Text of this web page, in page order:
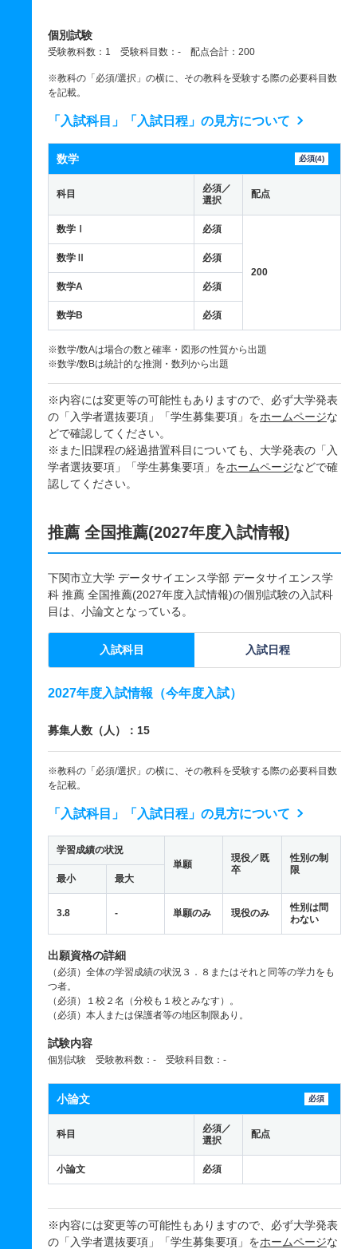
個別試験
受験教科数：1 受験科目数：- 配点合計：200
※教科の「必須/選択」の横に、その教科を受験する際の必要科目数
を記載。
「入試科目」「入試日程」の見方について
数学 必須(4)
科目
必須／
選択
配点
数学Ⅰ 必須
200
数学Ⅱ 必須
数学A 必須
数学B 必須
※数学/数Aは場合の数と確率・図形の性質から出題
※数学/数Bは統計的な推測・数列から出題
※内容には変更等の可能性もありますので、必ず大学発表
の「入学者選抜要項」「学生募集要項」をホームページな
どで確認してください。
※また旧課程の経過措置科目についても、大学発表の「入
学者選抜要項」「学生募集要項」をホームページなどで確
認してください。
推薦 全国推薦(2027年度入試情報)
下関市立大学 データサイエンス学部 データサイエンス学
科 推薦 全国推薦(2027年度入試情報)の個別試験の入試科
目は、小論文となっている。
入試科目 入試日程
2027年度入試情報（今年度入試）
募集人数（人）：15
※教科の「必須/選択」の横に、その教科を受験する際の必要科目数
を記載。
「入試科目」「入試日程」の見方について
学習成績の状況
単願
現役／既
卒
性別の制
限
最小 最大
3.8 - 単願のみ 現役のみ
性別は問
わない
出願資格の詳細
（必須）全体の学習成績の状況３．８またはそれと同等の学力をも
つ者。
（必須）１校２名（分校も１校とみなす）。
（必須）本人または保護者等の地区制限あり。
試験内容
個別試験 受験教科数：- 受験科目数：-
小論文 必須
科目
必須／
選択
配点
小論文 必須
※内容には変更等の可能性もありますので、必ず大学発表
の「入学者選抜要項」「学生募集要項」をホームページな